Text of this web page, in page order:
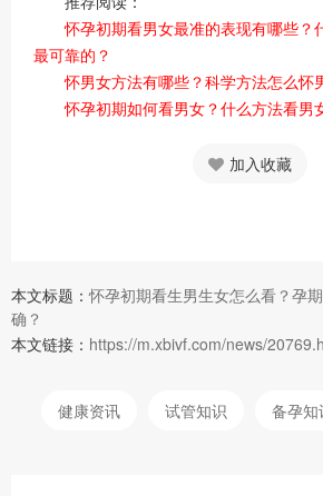
怀孕初期看男女最准的表现有哪些？
最可靠的？
怀男女方法有哪些？科学方法怎么怀
怀孕初期如何看男女？什么方法看男
加入收藏
本文标题：怀孕初期看生男生女怎么看？孕
确？
本文链接： https://m.xbivf.com/news/
健康资讯 试管知识 备孕知